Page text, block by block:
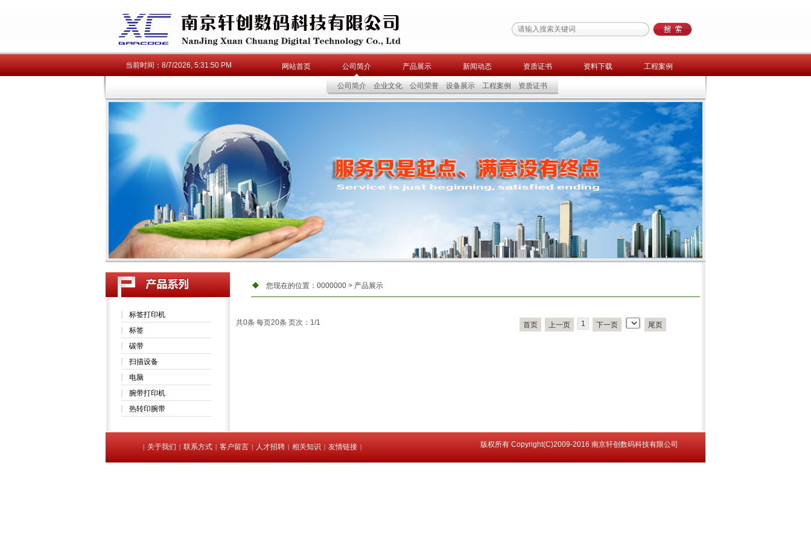
当前时间： 8/7/2026, 5:31:51 PM 网站首页 公司简介 产品展示 新闻动态 资质证书 资料下载 工程案例
公司简介 企业文化 公司荣誉 设备展示 工程案例 资质证书
标签打印机
标签
碳带
扫描设备
电脑
腕带打印机
热转印腕带
共0条 每页20条 页次：1/1 首页 上一页 1 下一页 尾页
您现在的位置： 0000000 > 产品展示
| 关于我们 | 联系方式 | 客户留言 | 人才招聘 | 相关知识 | 友情链接 | 版权所有 Copyright(C)2009-2016 南京轩创数码科技有限公司